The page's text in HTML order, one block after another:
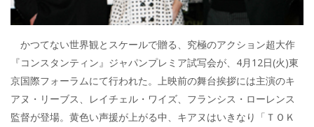
かつてない世界観とスケールで贈る、究極のアクション超大作
『コンスタンティン』ジャパンプレミア試写会が、4月12日(火)東
京国際フォーラムにて行われた。上映前の舞台挨拶には主演のキ
アヌ・リーブス、レイチェル・ワイズ、フランシス・ローレンス
監督が登場。黄色い声援が上がる中、キアヌはいきなり「ＴＯＫ